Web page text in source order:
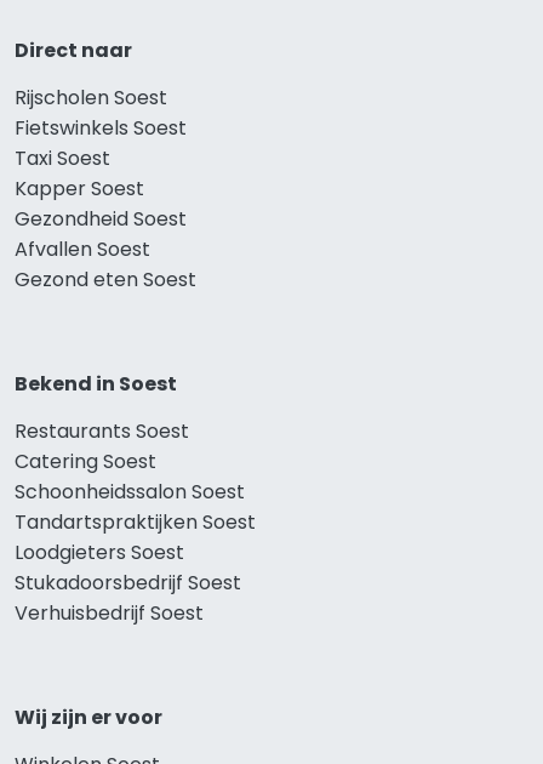
Direct naar
Rijscholen Soest
Fietswinkels Soest
Taxi Soest
Kapper Soest
Gezondheid Soest
Afvallen Soest
Gezond eten Soest
Bekend in Soest
Restaurants Soest
Catering Soest
Schoonheidssalon Soest
Tandartspraktijken Soest
Loodgieters Soest
Stukadoorsbedrijf Soest
Verhuisbedrijf Soest
Wij zijn er voor